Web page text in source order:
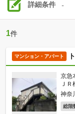
詳細条件 -
1件
マンション・アパート
京急
Ｊ
神奈
総階